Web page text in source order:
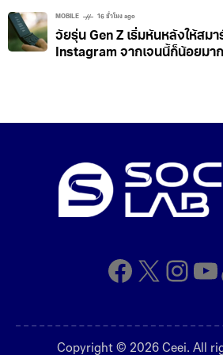
MOBILE 16 ชั่วโมง ago
วัยรุ่น Gen Z เริ่มหันหลังให้สม
Instagram จากเจนนี้ก็น้อยมาก
Facebook
X
Copyright © 2026 Ceei. All